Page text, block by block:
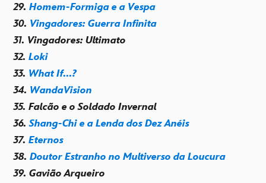
29. Homem-Formiga e a Vespa
30. Vingadores: Guerra Infinita
31. Vingadores: Ultimato
32. Loki
33. What If...?
34. WandaVision
35. Falcão e o Soldado Invernal
36.Shang-Chi e a Lenda dos Dez Anéis
37. Eternos
38. Doutor Estranho no Multiverso da Loucura
39. Gavião Arqueiro